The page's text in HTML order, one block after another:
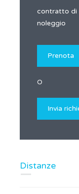
contratto di
noleggio
O
Distanze